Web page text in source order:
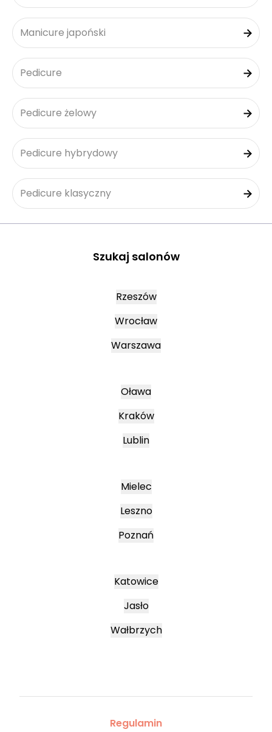
Manicure japoński
Pedicure
Pedicure żelowy
Pedicure hybrydowy
Pedicure klasyczny
Szukaj salonów
Rzeszów
Wrocław
Warszawa
Oława
Kraków
Lublin
Mielec
Leszno
Poznań
Katowice
Jasło
Wałbrzych
Regulamin